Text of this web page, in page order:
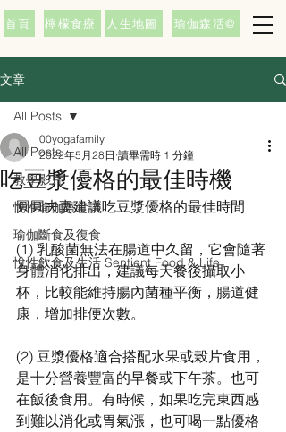
首頁 檸檬食療 人生地圖 瑜伽森活@
文章
All Posts
教學影片
悅性瑜伽蔬食譜
瑜伽斷食及復食
悅性飲食及生活 Sentient Food & Life
All Posts
吃豆漿優格的最佳時機
00yogafamily
2022年5月28日 讀畢需時 1 分鐘
圓圓夫妻建議吃豆漿優格的最佳時間
(1) 乳酸菌無法在腸道中久留，它會隨著
身體消化排出，建議每天餐後攝取小
杯，比較能維持腸內菌種平衡，腸道健
康，增加排便次數。
(2) 豆漿優格適合搭配水果或榖片食用，
是十分營養豐富的早餐或下午茶。也可
在飯後食用。有時候，如果吃完東西感
到難以消化或胃氣漲，也可喝一點優格